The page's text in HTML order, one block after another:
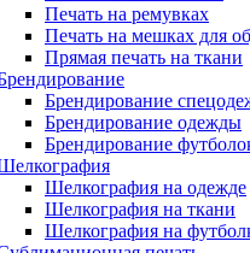
Печать на ремувках
Печать на мешках для
Прямая печать на ткани
Брендирование
Брендирование одежды
Брендирование
Шелкография на одежде
Шелкография на ткани
Шелкография на